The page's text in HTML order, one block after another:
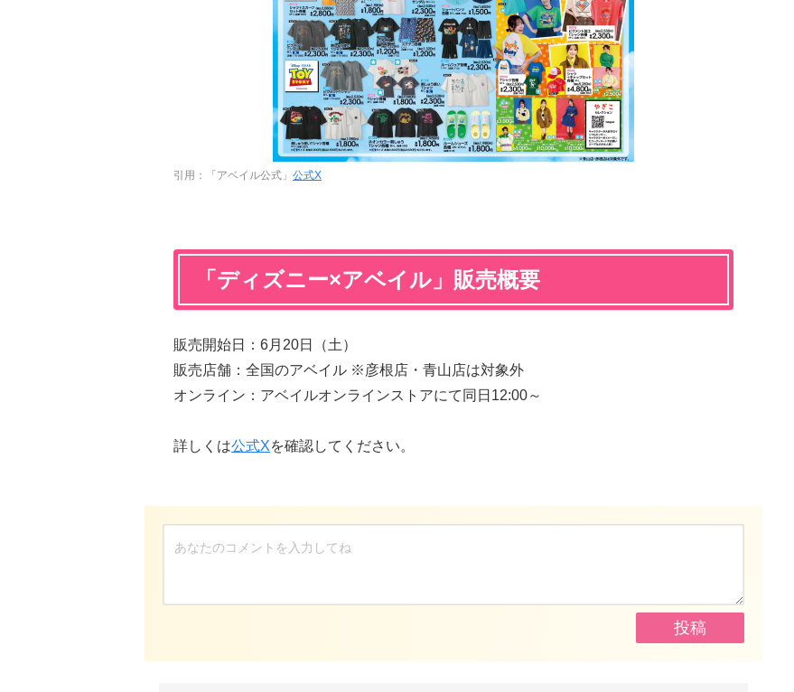
引用：「アベイル公式」 公式X
「ディズニー×アベイル」販売概要
販売開始日：6月20日（土）
販売店舗：全国のアベイル ※彦根店・青山店は対象外
オンライン：アベイルオンラインストアにて同日12:00～
詳しくは公式Xを確認してください。